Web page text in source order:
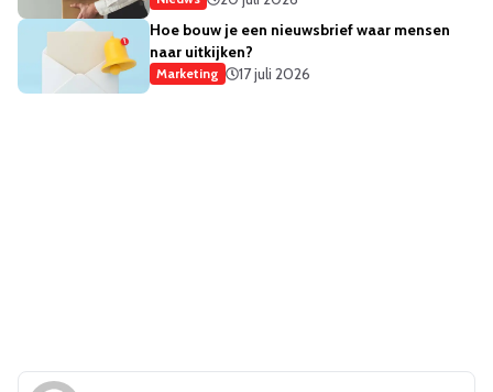
Hoe bouw je een nieuwsbrief waar mensen
naar uitkijken?
Marketing 17 juli 2026